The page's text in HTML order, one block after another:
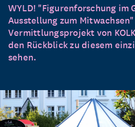
WYLD! "Figurenforschung im
Ausstellung zum
Vermittlungsprojekt von
den Rückblick zu diesem
sehen.